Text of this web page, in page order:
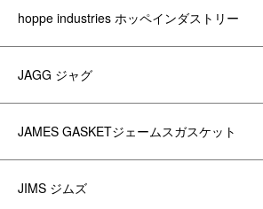
hoppe industries ホッペインダストリー
JAGG ジャグ
JAMES GASKETジェームスガスケット
JIMS ジムズ